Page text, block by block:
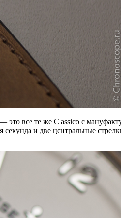
все те же Classico с
и две центральные